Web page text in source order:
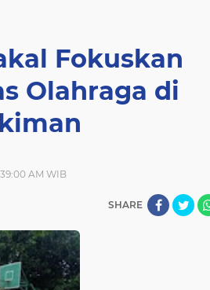
Fokuskan
Olahraga di
AM WIB
SHARE